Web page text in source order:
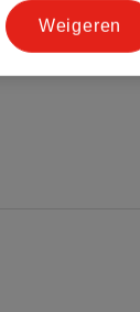
Weigeren